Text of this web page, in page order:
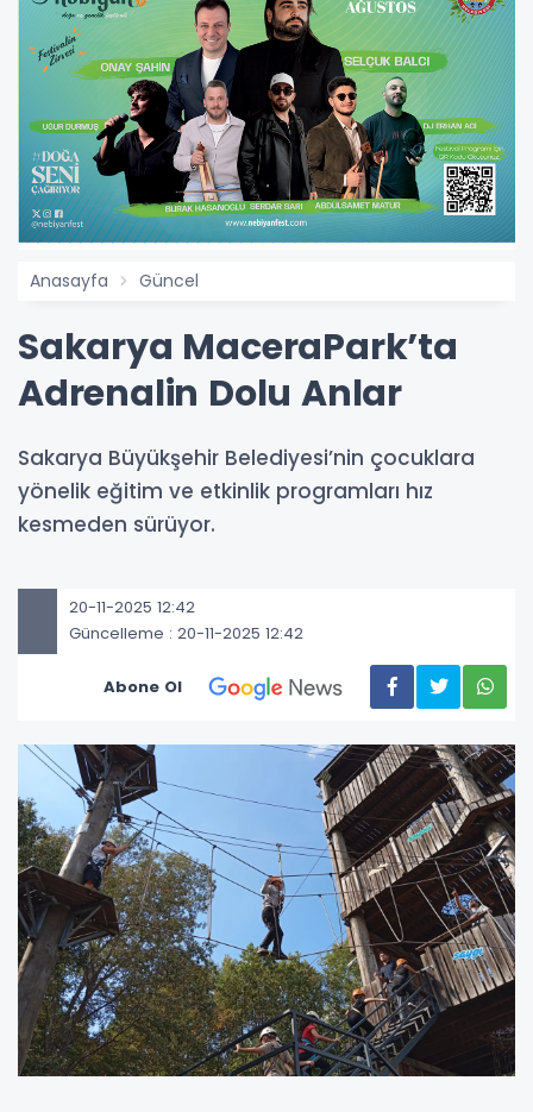
Anasayfa Güncel
Sakarya MaceraPark’ta
Adrenalin Dolu Anlar
Sakarya Büyükşehir Belediyesi’nin çocuklara
yönelik eğitim ve etkinlik programları hız
kesmeden sürüyor.
20-11-2025 12:42
Güncelleme : 20-11-2025 12:42
Abone Ol